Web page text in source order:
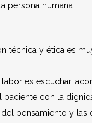
persona humana.
técnica y ética es
es escuchar,
paciente con la
pensamiento y